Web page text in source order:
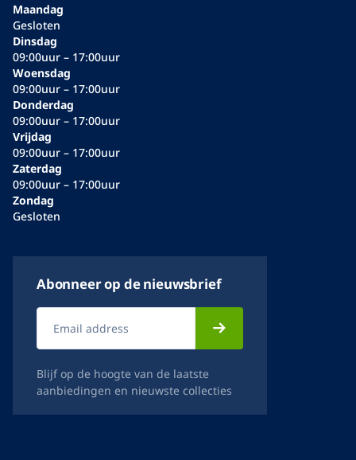
Maandag
Gesloten
Dinsdag
09:00uur – 17:00uur
Woensdag
09:00uur – 17:00uur
Donderdag
09:00uur – 17:00uur
Vrijdag
09:00uur – 17:00uur
Zaterdag
09:00uur – 17:00uur
Zondag
Gesloten
Abonneer op de nieuwsbrief
Blijf op de hoogte van de laatste
aanbiedingen en nieuwste collecties